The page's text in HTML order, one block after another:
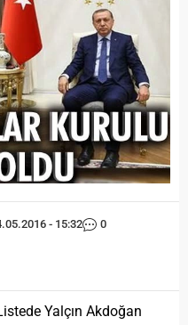
- 15:32 0
Yalçın Akdoğan